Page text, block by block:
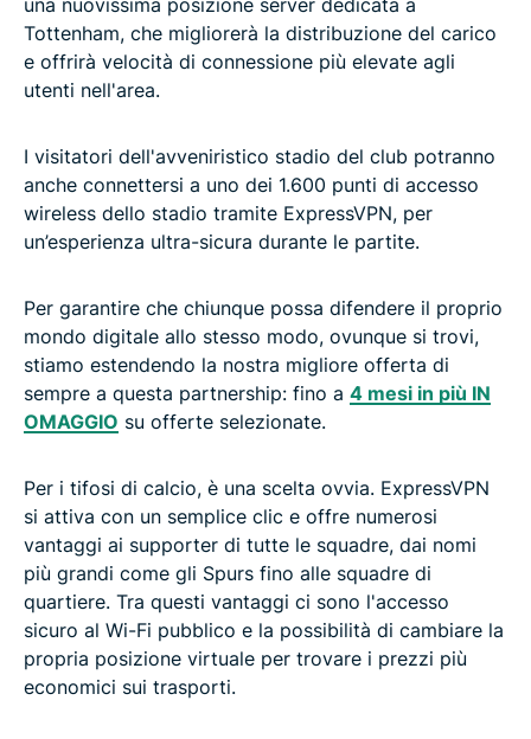
Tottenham, che migliorerà la distribuzione del carico
e offrirà velocità di connessione più elevate agli
utenti nell'area.
I visitatori dell'avveniristico stadio del club potranno
anche connettersi a uno dei 1.600 punti di accesso
wireless dello stadio tramite ExpressVPN, per
un’esperienza ultra-sicura durante le partite.
Per garantire che chiunque possa difendere il proprio
mondo digitale allo stesso modo, ovunque si trovi,
stiamo estendendo la nostra migliore offerta di
sempre a questa partnership: fino a 4 mesi in più IN
OMAGGIO su offerte selezionate.
Per i tifosi di calcio, è una scelta ovvia. ExpressVPN
si attiva con un semplice clic e offre numerosi
vantaggi ai supporter di tutte le squadre, dai nomi
più grandi come gli Spurs fino alle squadre di
quartiere. Tra questi vantaggi ci sono l'accesso
sicuro al Wi-Fi pubblico e la possibilità di cambiare la
propria posizione virtuale per trovare i prezzi più
economici sui trasporti.